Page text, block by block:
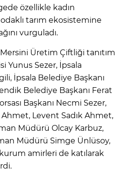
özellikle kadın
tarım ekosistemine
vurguladı.
Üretim Çiftliği tanıtım
Yunus Sezer, İpsala
İpsala Belediye Başkanı
Belediye Başkanı Ferat
Başkanı Necmi Sezer,
Ahmet, Levent Sadık Ahmet,
Müdürü Olcay Karbuz,
Müdürü Simge Ünlüsoy,
amirleri de katılarak